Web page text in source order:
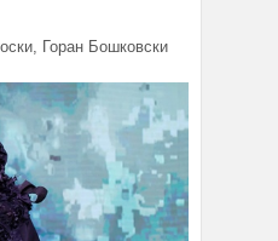
Горан Бошковски